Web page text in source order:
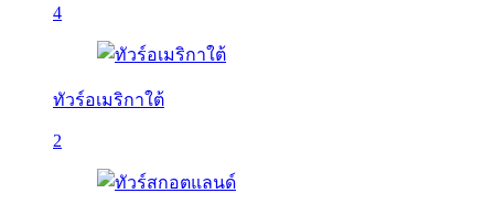
4
ทัวร์อเมริกาใต้
2